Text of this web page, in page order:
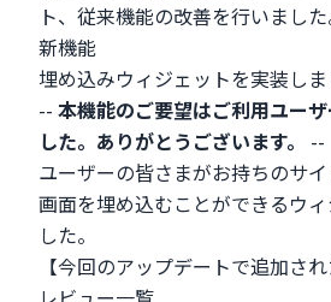
ト、従来機能の改善を行いました
新機能
埋め込みウィジェットを実装し
-- 本機能のご要望はご利用ユー
した。ありがとうございます。
--
ユーザーの皆さまがお持ちのサ
画面を埋め込むことができるウ
した。
【今回のアップデートで追加さ